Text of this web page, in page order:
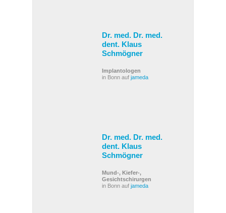
Dr. med. Dr. med.
dent. Klaus
Schmögner
Implantologen
in Bonn auf jameda
Dr. med. Dr. med.
dent. Klaus
Schmögner
Mund-, Kiefer-,
Gesichtschirurgen
in Bonn auf jameda